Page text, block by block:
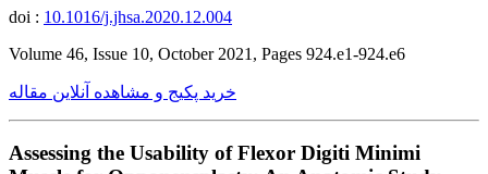
doi : 10.1016/j.jhsa.2020.12.004
Volume 46, Issue 10, October 2021, Pages 924.e1-924.e6
خرید پکیج و مشاهده آنلاین مقاله
Assessing the Usability of Flexor Digiti Minimi